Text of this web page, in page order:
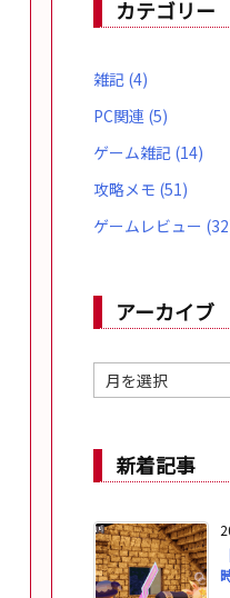
カテゴリー
雑記 (4)
PC関連 (5)
ゲーム雑記 (14)
攻略メモ (51)
ゲームレビュー
アーカイブ
ア
ー
新着記事